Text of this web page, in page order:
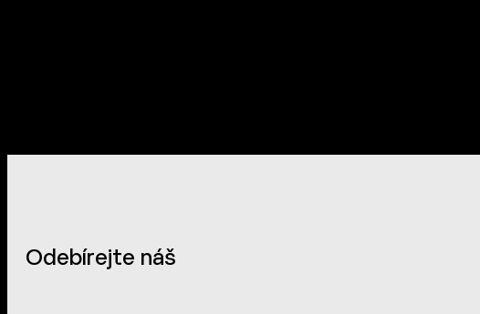
Odebírejte náš